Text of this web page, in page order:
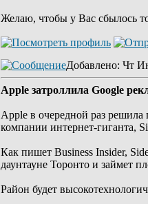
Желаю, чтобы у Вас сбылось
Добавлено: Чт
Apple затроллила Google
Apple в очередной раз
компании интернет-гиганта,
Как пишет Business Insider,
даунтауне Торонто и займет
Район будет